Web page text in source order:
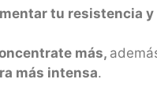
tu resistencia
más,
más intensa.